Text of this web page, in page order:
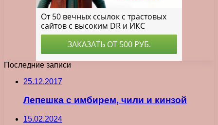
Последние записи
25.12.2017
Лепешка с имбирем, чили и кинзой
15.02.2024